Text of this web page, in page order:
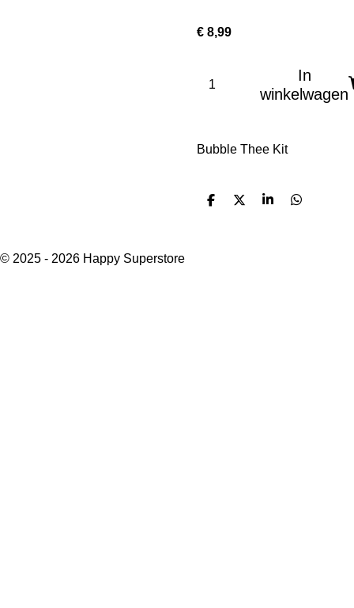
€ 8,99
In
winkelwagen
Bubble Thee Kit
D
D
S
D
© 2025 - 2026 Happy Superstore